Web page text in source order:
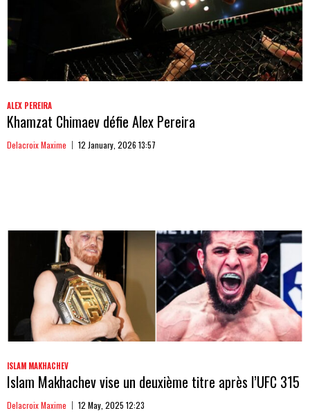
ALEX PEREIRA
Khamzat Chimaev défie Alex Pereira
Delacroix Maxime 12 January, 2026 13:57
ISLAM MAKHACHEV
Islam Makhachev vise un deuxième titre après l’UFC 315
Delacroix Maxime 12 May, 2025 12:23